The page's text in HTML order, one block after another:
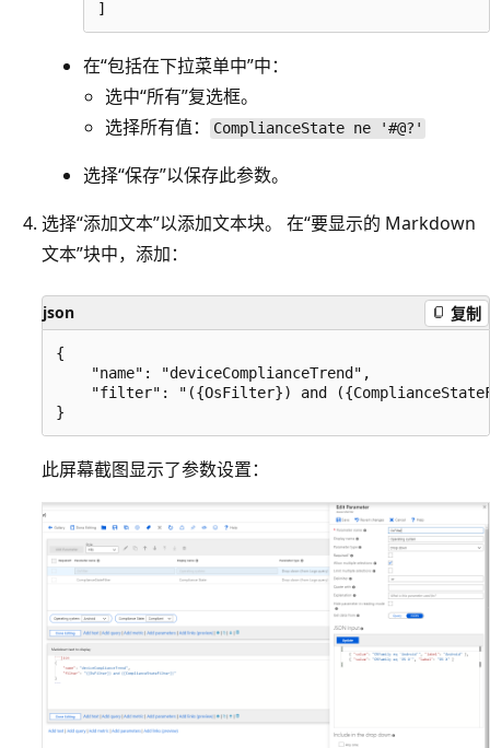
在“包括在下拉菜单中”中：
选中“所有”复选框。
选择所有值： ComplianceState ne '#@?'
选择“保存”以保存此参数。
选择“添加文本”以添加文本块。 在“要显示的 Markdown
文本”块中，添加：
json 复制
{
    "name": "deviceComplianceTrend",
"filter": "({OsFilter}) and
此屏幕截图显示了参数设置：